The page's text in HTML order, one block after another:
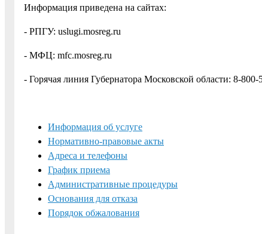
Информация приведена на сайтах:
- РПГУ: uslugi.mosreg.ru
- МФЦ: mfc.mosreg.ru
- Горячая линия Губернатора Московской области: 8-800-
Информация об услуге
Нормативно-правовые акты
Адреса и телефоны
График приема
Административные процедуры
Основания для отказа
Порядок обжалования